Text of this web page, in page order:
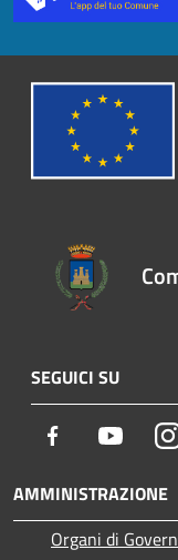
SEGUICI SU
Facebook
AMMINISTRAZIONE
Organi di